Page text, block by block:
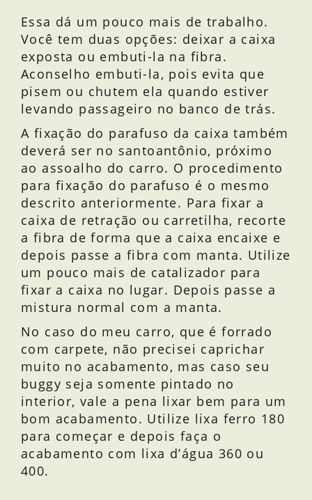
Essa dá um pouco mais de trabalho.
Você tem duas opções: deixar a caixa
exposta ou embuti-la na fibra.
Aconselho embuti-la, pois evita que
pisem ou chutem ela quando estiver
levando passageiro no banco de trás.
A fixação do parafuso da caixa também
deverá ser no santoantônio, próximo
ao assoalho do carro. O procedimento
para fixação do parafuso é o mesmo
descrito anteriormente. Para fixar a
caixa de retração ou carretilha, recorte
a fibra de forma que a caixa encaixe e
depois passe a fibra com manta. Utilize
um pouco mais de catalizador para
fixar a caixa no lugar. Depois passe a
mistura normal com a manta.
No caso do meu carro, que é forrado
com carpete, não precisei caprichar
muito no acabamento, mas caso seu
buggy seja somente pintado no
interior, vale a pena lixar bem para um
bom acabamento. Utilize lixa ferro 180
para começar e depois faça o
acabamento com lixa d’água 360 ou
400.